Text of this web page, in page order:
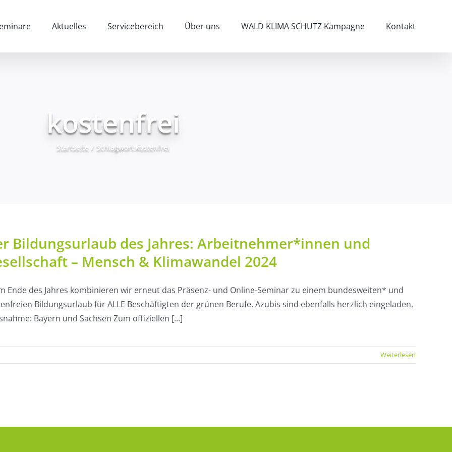
Aktuelles Servicebereich Über uns WALD KLIMA SCHUTZ Kampagne Kontakt
kostenfrei
Startseite / Schlagwort:kostenfrei
Bildungsurlaub des Jahres: Arbeitnehmer*innen und
– Mensch & Klimawandel 2024
Ende des Jahres kombinieren wir erneut das Präsenz- und Online-Seminar zu einem bundesweiten* und
Bildungsurlaub für ALLE Beschäftigten der grünen Berufe. Azubis sind ebenfalls herzlich eingeladen.
Bayern und Sachsen Zum offiziellen [...]
Weiterlesen